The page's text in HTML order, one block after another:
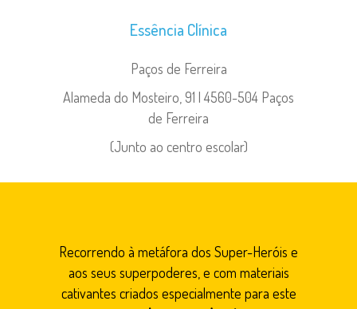
Essência Clínica
Paços de Ferreira
Alameda do Mosteiro, 91 | 4560-504 Paços
de Ferreira
(Junto ao centro escolar)
Recorrendo à metáfora dos Super-Heróis e
aos seus superpoderes, e com materiais
cativantes criados especialmente para este